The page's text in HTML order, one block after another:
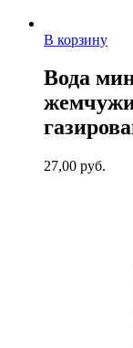
В корзину
Вода
27,00 руб.